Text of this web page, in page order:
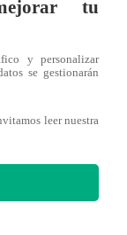
la piel.
solar de
envió un
Fluido, que
Solar) debería
tu
y personalizar
se gestionarán
leer nuestra